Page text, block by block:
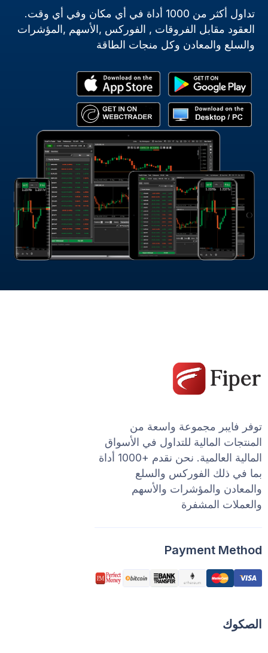
تداول أكثر من 1000 أداة في أي مكان وفي أي وقت.
العقود مقابل الفروقات , الفوركس ,الأسهم ,المؤشرات
والسلع والمعادن وكل منجات الطاقة
توفر فايبر مجموعة واسعة من
المنتجات المالية للتداول في الأسواق
المالية العالمية. نحن نقدم +1000 أداة
بما في ذلك الفوركس والسلع
والمعادن والمؤشرات والأسهم
والعملات المشفرة
Payment Method
الصكوك